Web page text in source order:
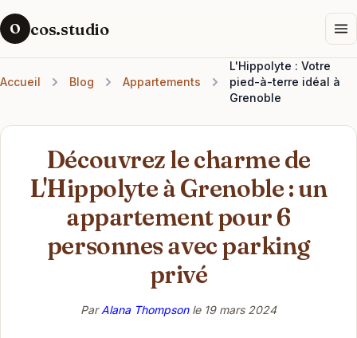
O cos.studio
Accueil Blog Appartements
L'Hippolyte : Votre
pied-à-terre idéal à
Grenoble
Découvrez le charme de
L'Hippolyte à Grenoble : un
appartement pour 6
personnes avec parking
privé
ParAlana Thompsonle 19 mars 2024